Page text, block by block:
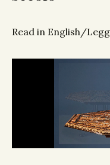
Read in English/